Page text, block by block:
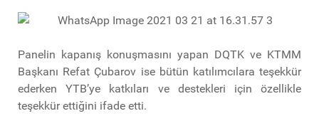
Panelin kapanış konuşmasını yapan DQTK ve KTMM
Başkanı Refat Çubarov ise bütün katılımcılara teşekkür
ederken YTB’ye katkıları ve destekleri için özellikle
teşekkür ettiğini ifade etti.